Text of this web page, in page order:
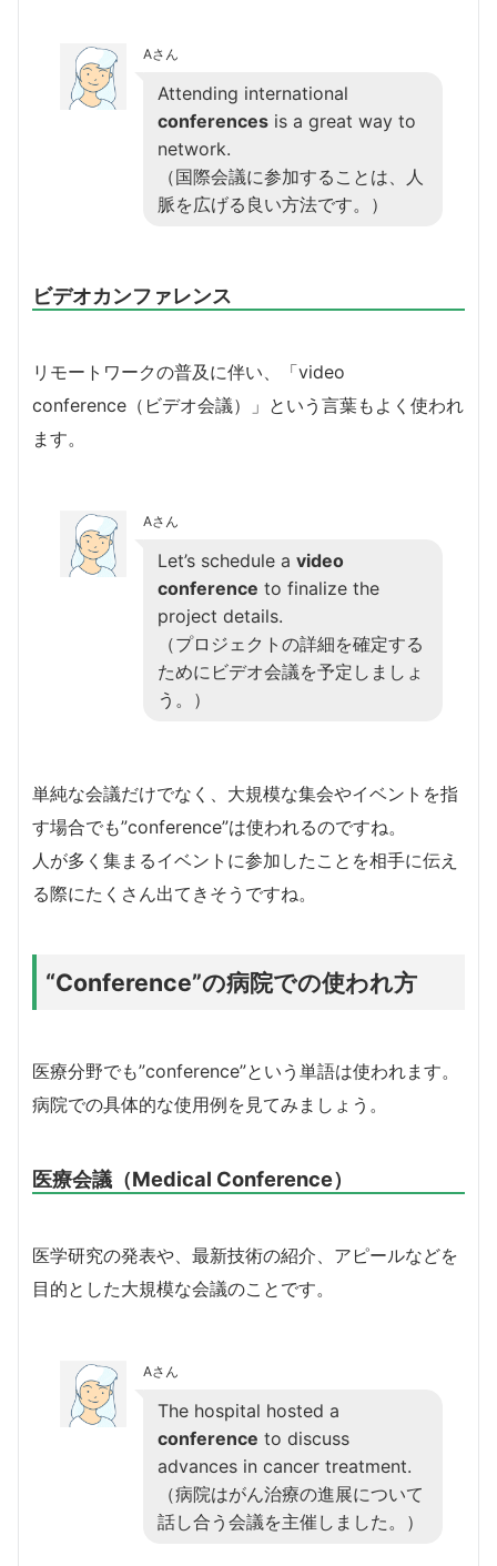
Aさん
Attending international
conferences is a great way to
network.
（国際会議に参加することは、人
脈を広げる良い方法です。）
ビデオカンファレンス
リモートワークの普及に伴い、「video
conference（ビデオ会議）」という言葉もよく使われ
ます。
Aさん
Let’s schedule a video
conference to finalize the
project details.
（プロジェクトの詳細を確定する
ためにビデオ会議を予定しましょ
う。）
単純な会議だけでなく、大規模な集会やイベントを指
す場合でも”conference”は使われるのですね。
人が多く集まるイベントに参加したことを相手に伝え
る際にたくさん出てきそうですね。
“Conference”の病院での使われ方
医療分野でも”conference”という単語は使われます。
病院での具体的な使用例を見てみましょう。
医療会議（Medical Conference）
医学研究の発表や、最新技術の紹介、アピールなどを
目的とした大規模な会議のことです。
Aさん
The hospital hosted a
conference to discuss
advances in cancer treatment.
（病院はがん治療の進展について
話し合う会議を主催しました。）